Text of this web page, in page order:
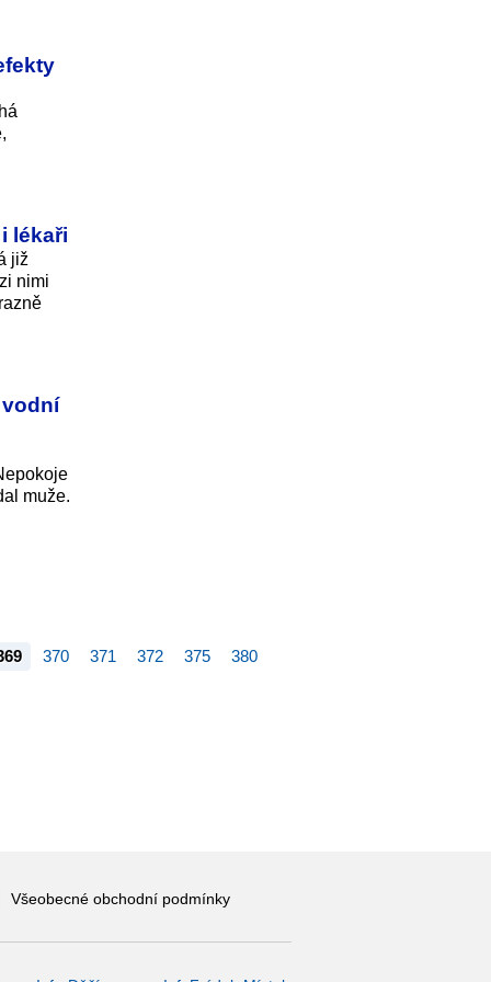
lékaři
již
nimi
muže.
370 371 372 375 380
Všeobecné obchodní podmínky